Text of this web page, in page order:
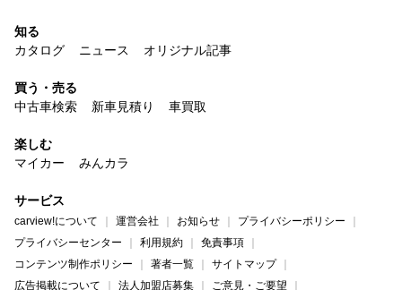
知る
カタログ
ニュース オリジナル記事
買う・売る
中古車検索
新車見積り 車買取
楽しむ
マイカー
みんカラ
サービス
carview!について 運営会社 お知らせ
プライバシーポリシー
プライバシーセンター
利用規約
免責事項
コンテンツ制作ポリシー
著者一覧
サイトマップ
広告掲載について
法人加盟店募集 ご意見・ご要望